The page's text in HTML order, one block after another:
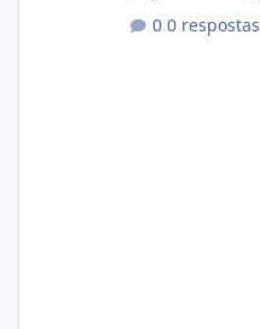
for dietary
0 respostas